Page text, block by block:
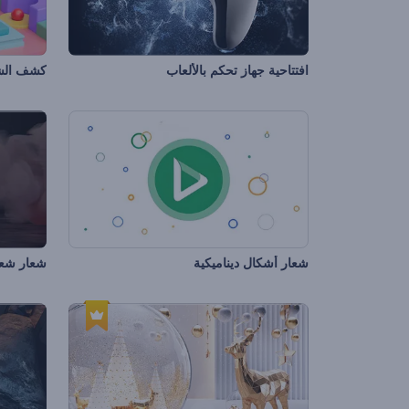
افتتاحية جهاز تحكم بالألعاب كشف
شعار أشكال ديناميكية شعار